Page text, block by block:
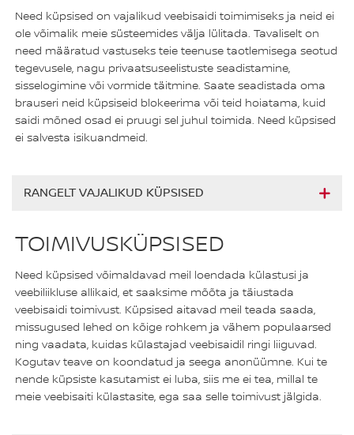
Need küpsised on vajalikud veebisaidi toimimiseks ja neid ei
ole võimalik meie süsteemides välja lülitada. Tavaliselt on
need määratud vastuseks teie teenuse taotlemisega seotud
tegevusele, nagu privaatsuseelistuste seadistamine,
sisselogimine või vormide täitmine. Saate seadistada oma
brauseri neid küpsiseid blokeerima või teid hoiatama, kuid
saidi mõned osad ei pruugi sel juhul toimida. Need küpsised
ei salvesta isikuandmeid.
RANGELT VAJALIKUD KÜPSISED
TOIMIVUSKÜPSISED
Need küpsised võimaldavad meil loendada külastusi ja
veebiliikluse allikaid, et saaksime mõõta ja täiustada
veebisaidi toimivust. Küpsised aitavad meil teada saada,
missugused lehed on kõige rohkem ja vähem populaarsed
ning vaadata, kuidas külastajad veebisaidil ringi liiguvad.
Kogutav teave on koondatud ja seega anonüümne. Kui te
nende küpsiste kasutamist ei luba, siis me ei tea, millal te
meie veebisaiti külastasite, ega saa selle toimivust jälgida.